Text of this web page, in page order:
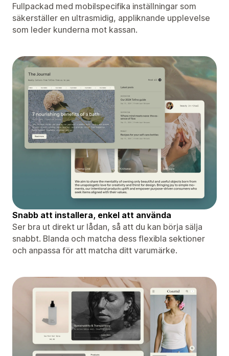
Fullpackad med mobilspecifika inställningar som
säkerställer en ultrasmidig, appliknande upplevelse
som leder kunderna mot kassan.
Snabb att installera, enkel att använda
Ser bra ut direkt ur lådan, så att du kan börja sälja
snabbt. Blanda och matcha dess flexibla sektioner
och anpassa för att matcha ditt varumärke.